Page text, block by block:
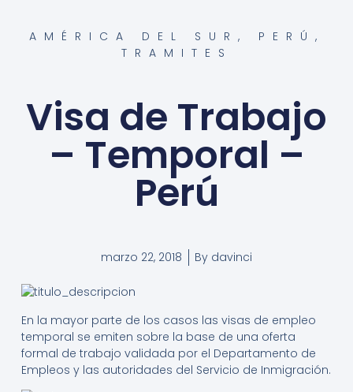
AMÉRICA DEL SUR , PERÚ ,
TRAMITES
Visa de Trabajo
– Temporal –
Perú
marzo 22, 2018 By davinci
En la mayor parte de los casos las visas de empleo
temporal se emiten sobre la base de una oferta
formal de trabajo validada por el Departamento de
Empleos y las autoridades del Servicio de Inmigración.